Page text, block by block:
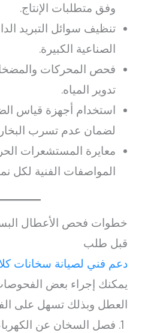
وفق متطلبات الإنتاج.
تنظيف سوائل التبريد
الصناعية الكبيرة.
فحص المحركات
تدوير المياه.
استخدام أجهزة قياس
لضمان عدم تسرب
معايرة المستشعرات
المواصفات الفنية لكل
خطوات فحص الأعطال
قبل طلب
دعم فني لصيانة سخانات
يمكنك إجراء بعض
العطل وبذلك تسهل على
فصل السخان عن الكهرباء